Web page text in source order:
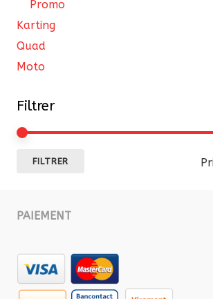
Promo
Karting
Quad
Moto
Filtrer
FILTRER
PAIEMENT